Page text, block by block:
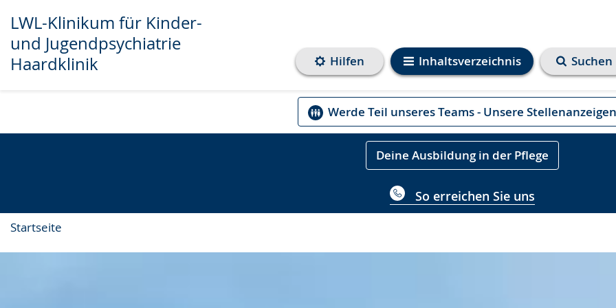
LWL-Klinikum für Kinder-
und Jugendpsychiatrie
Haardklinik
Inhaltsverzeichnis
Hilfen Suchen
Werde Teil unseres Teams - Unsere Stellenanzeigen
Deine Ausbildung in der Pflege
So erreichen Sie uns
Startseite